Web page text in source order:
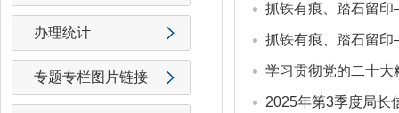
办理统计
专题专栏图片链接
抓铁有痕、踏石留
抓铁有痕、踏石留
学习贯彻党的二十大
2025年第3季度局长